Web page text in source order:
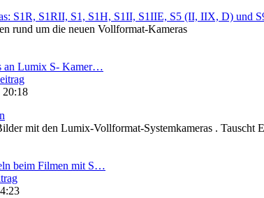
S1R, S1RII, S1, S1H, S1II, S1IIE, S5 (II, IIX, D) und
rund um die neuen Vollformat-Kameras
an Lumix S- Kamer…
mit den Lumix-Vollformat-Systemkameras .
beim Filmen mit S…